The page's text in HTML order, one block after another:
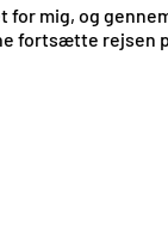
mig, og
fortsætte rejsen